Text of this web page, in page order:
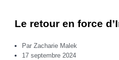
Le retour en force
Par Zacharie Malek
17 septembre 2024